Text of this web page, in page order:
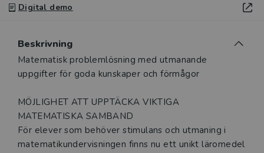
Digital demo
Beskrivning
Beskrivning
Matematisk problemlösning med utmanande
uppgifter för goda kunskaper och förmågor
MÖJLIGHET ATT UPPTÄCKA VIKTIGA
MATEMATISKA SAMBAND
För elever som behöver stimulans och utmaning i
matematikundervisningen finns nu ett unikt läromedel